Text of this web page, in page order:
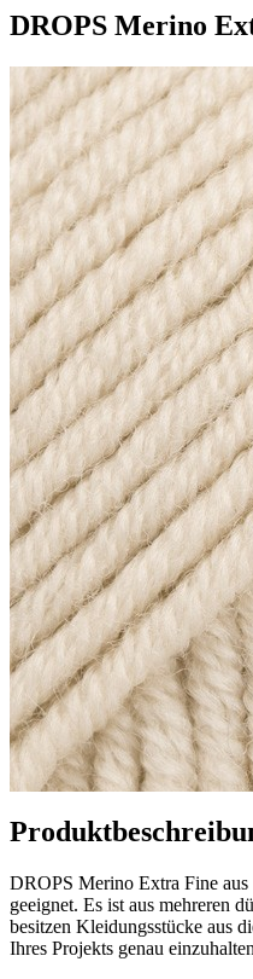
DROPS Merino
DROPS Merino Extra Fine
geeignet. Es ist aus mehreren
besitzen Kleidungsstücke aus
Ihres Projekts genau